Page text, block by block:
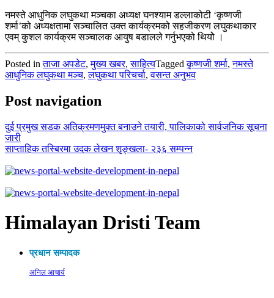
नमस्ते आधुनिक लघुकथा मञ्चका अध्यक्ष घनश्याम डल्लाकोटी ‘कृष्णजी
शर्मा’को अध्यक्षतामा सञ्चालित उक्त कार्यक्रमको सहजीकरण लघुकथाकार
एवम् कुशल कार्यक्रम सञ्चालक आयुष बडालले गर्नुभएको थियोे ।
Posted inताजा अपडेट,मुख्य खबर,साहित्यTaggedकृष्णजी शर्मा,नमस्ते
आधुनिक लघुकथा मञ्च,लघुकथा परिचर्चा,वसन्त अनुभव
Post navigation
दुई प्रमुख सडक अतिक्रमणमुक्त बनाउने तयारी, पालिकाको सार्वजनिक सूचना
जारी
साप्ताहिक तस्बिरमा उदक लेखन शृङ्खला- २३६ सम्पन्न
Himalayan Dristi Team
प्रधान सम्पादक
अनिल आचार्य